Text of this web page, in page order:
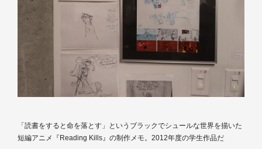
「読書をすると命を落とす」というブラックでシュールな世界を描いた
短編アニメ『Reading Kills』の制作メモ。2012年度の学生作品だ